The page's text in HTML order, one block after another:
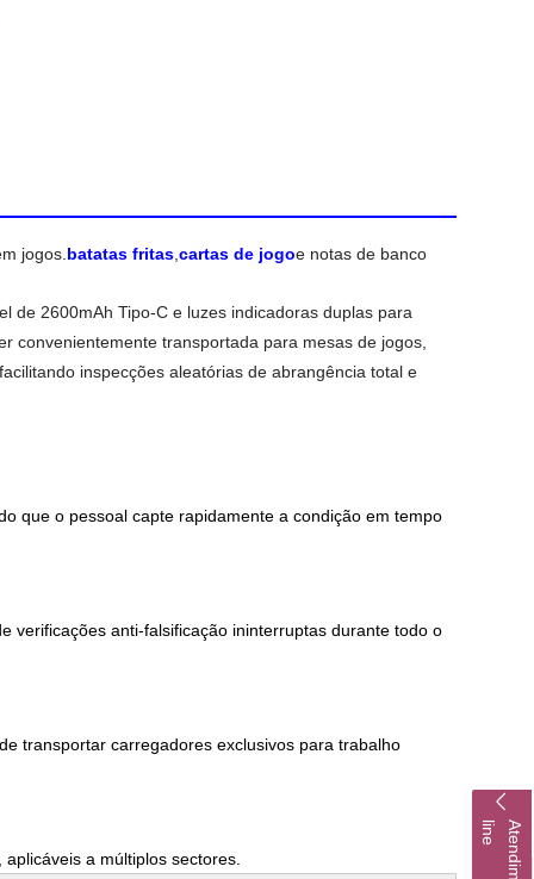
e
jogos. batatas fritas cartas de jogoe notas de banco
de 2600mAh Tipo-C e luzes indicadoras duplas para
convenientemente transportada para mesas de jogos,
inspecções aleatórias de abrangência total e
que o pessoal capte rapidamente a condição em tempo
verificações anti-falsificação ininterruptas durante todo o
transportar carregadores exclusivos para trabalho
a múltiplos sectores.